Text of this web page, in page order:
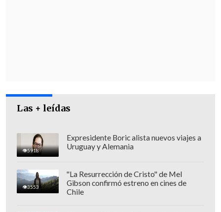
En el humor estarán
Padilla, León Murillo y Felipe Parra
Las + leídas
5918
Expresidente Boric alista nuevos viajes a
Uruguay y Alemania
3553
"La Resurrección de Cristo" de Mel
Gibson confirmó estreno en cines de
Chile